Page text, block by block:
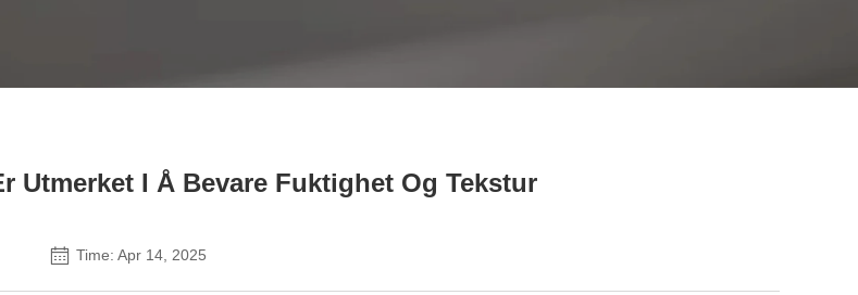
Utmerket I Å Bevare Fuktighet Og Tekstur
Time: Apr 14, 2025